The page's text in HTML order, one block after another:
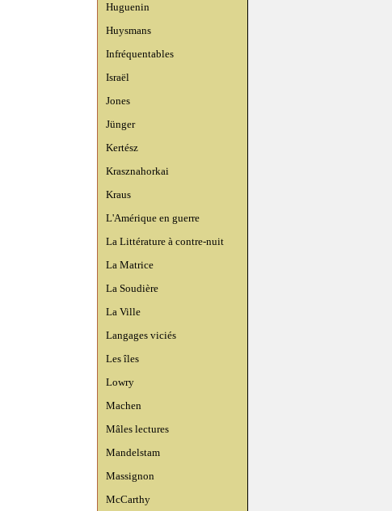
Huguenin
Huysmans
Infréquentables
Israël
Jones
Jünger
Kertész
Krasznahorkai
Kraus
L'Amérique en guerre
La Littérature à contre-nuit
La Matrice
La Soudière
La Ville
Langages viciés
Les îles
Lowry
Machen
Mâles lectures
Mandelstam
Massignon
McCarthy